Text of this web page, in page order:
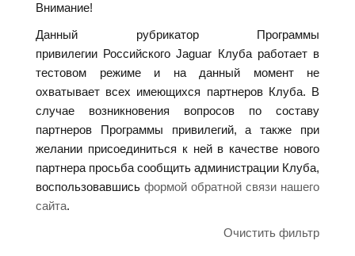
Внимание!
Данный рубрикатор Программы
привилегии Российского Jaguar Клуба работает в
тестовом режиме и на данный момент не
охватывает всех имеющихся партнеров Клуба. В
случае возникновения вопросов по составу
партнеров Программы привилегий, а также при
желании присоединиться к ней в качестве нового
партнера просьба сообщить администрации Клуба,
воспользовавшись формой обратной связи нашего
сайта.
Очистить фильтр